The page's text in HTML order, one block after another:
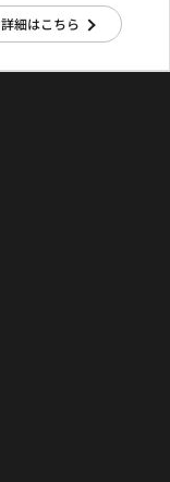
詳細はこちら